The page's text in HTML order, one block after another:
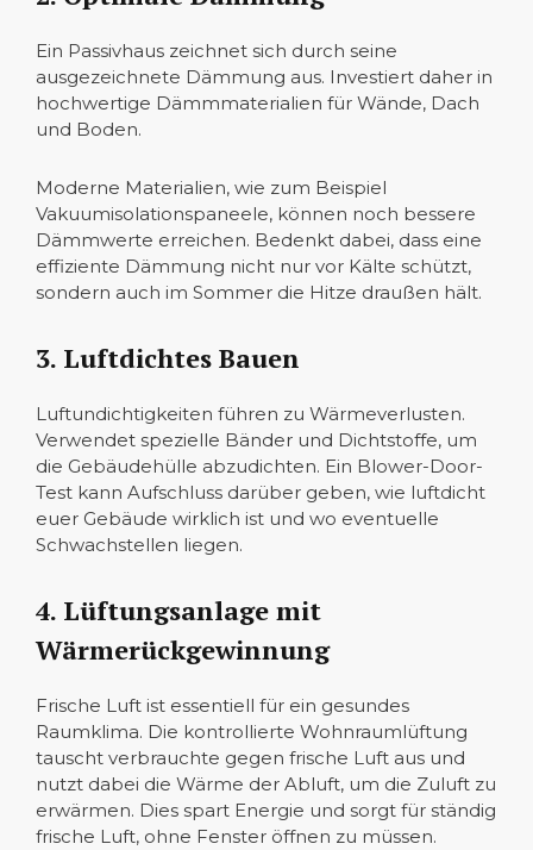
Ein Passivhaus zeichnet sich durch seine
ausgezeichnete Dämmung aus. Investiert daher in
hochwertige Dämmmaterialien für Wände, Dach
und Boden.
Moderne Materialien, wie zum Beispiel
Vakuumisolationspaneele, können noch bessere
Dämmwerte erreichen. Bedenkt dabei, dass eine
effiziente Dämmung nicht nur vor Kälte schützt,
sondern auch im Sommer die Hitze draußen hält.
3. Luftdichtes Bauen
Luftundichtigkeiten führen zu Wärmeverlusten.
Verwendet spezielle Bänder und Dichtstoffe, um
die Gebäudehülle abzudichten. Ein Blower-Door-
Test kann Aufschluss darüber geben, wie luftdicht
euer Gebäude wirklich ist und wo eventuelle
Schwachstellen liegen.
4. Lüftungsanlage mit
Wärmerückgewinnung
Frische Luft ist essentiell für ein gesundes
Raumklima. Die kontrollierte Wohnraumlüftung
tauscht verbrauchte gegen frische Luft aus und
nutzt dabei die Wärme der Abluft, um die Zuluft zu
erwärmen. Dies spart Energie und sorgt für ständig
frische Luft, ohne Fenster öffnen zu müssen.